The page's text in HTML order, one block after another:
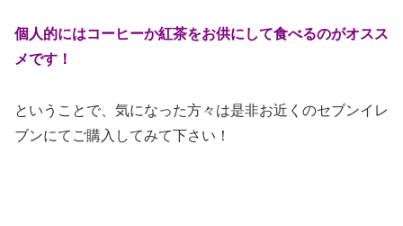
個人的にはコーヒーか紅茶をお供にして食べるのがオスス
メです！
ということで、気になった方々は是非お近くのセブンイレ
ブンにてご購入してみて下さい！